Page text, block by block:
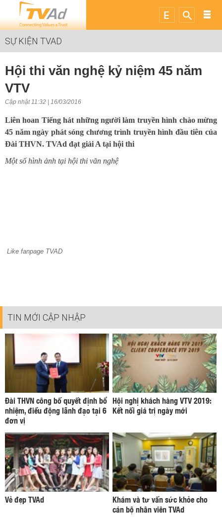
SỰ KIỆN TVAD
Hội thi văn nghệ kỷ niệm 45 năm
VTV
Cập nhật 11:32 | 16/03/2016
Liên hoan Tiếng hát những người làm truyền hình chào mừng
45 năm ngày phát sóng chương trình truyền hình đầu tiên của
Đài THVN. TVAd đạt giải A tại hội thi
Một số hình ảnh tại hội thi văn nghệ
Like fanpage TVAD
TIN MỚI CẬP NHẬP
Đài THVN công bố quyết định bổ
nhiệm, điều động lãnh đạo tại 6
đơn vị
Hội nghị khách hàng VTV 2019:
Kết nối giá trị ngày mới
Vẻ đẹp TVAd
Khám và tư vấn sức khỏe cho
cán bộ nhân viên TVAd